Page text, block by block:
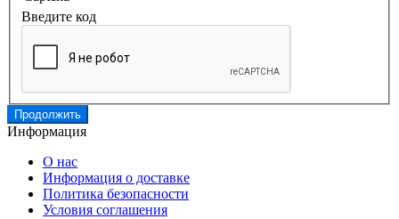
Введите код
Продолжить
Информация
О нас
Информация о доставке
Политика безопасности
Условия соглашения